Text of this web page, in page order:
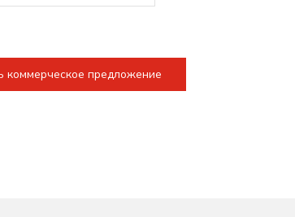
коммерческое предложение